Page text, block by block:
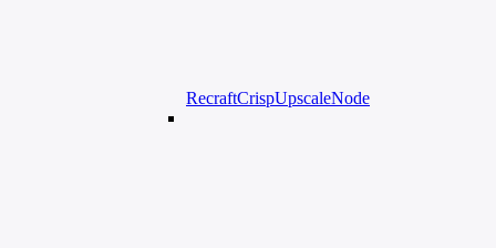
RecraftCrispUpscaleNode